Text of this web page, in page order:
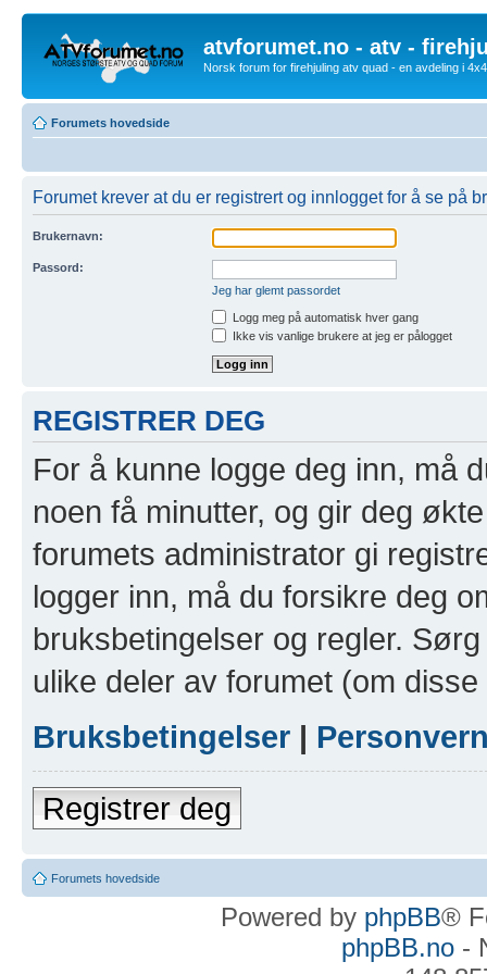
atvforumet.no - atv -
Norsk forum for firehjuling atv quad - en avdeling i
Forumets hovedside
Forumet krever at du er registrert og innlogget for å se på
Brukernavn:
Passord:
Jeg har glemt passordet
Logg meg på automatisk hver gang
Ikke vis vanlige brukere at jeg er pålogget
REGISTRER DEG
For å kunne logge deg inn, må
noen få minutter, og gir deg
forumets administrator gi
logger inn, må du forsikre deg
bruksbetingelser og regler.
ulike deler av forumet (om
Bruksbetingelser |
Registrer deg
Forumets hovedside
Powered by phpBB®
phpBB.no-